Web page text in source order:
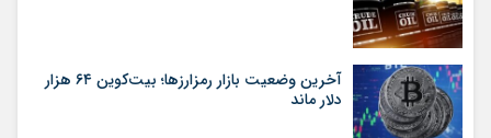
آخرین وضعیت بازار رمزارزها؛ بیت‌کوین ۶۴ هزار
دلار ماند